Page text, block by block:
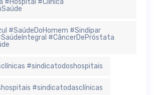
#SaúdeDoHomem #Sindipar
#CâncerDePróstata
#sindicatodoshospitais
#sindicatodasclínicas